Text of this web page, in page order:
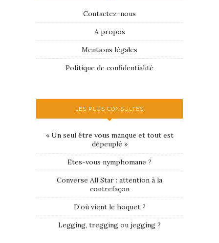
Contactez-nous
A propos
Mentions légales
Politique de confidentialité
LES PLUS CONSULTÉS
« Un seul être vous manque et tout est
dépeuplé »
Etes-vous nymphomane ?
Converse All Star : attention à la
contrefaçon
D’où vient le hoquet ?
Legging, tregging ou jegging ?